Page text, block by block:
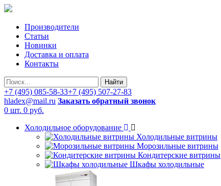
Производители
Статьи
Новинки
Доставка и оплата
Контакты
Найти
+7 (495) 085-58-33+7 (495) 507-27-83
hladex@mail.ru Заказать обратный звонок
0 шт. 0 руб.
Холодильное оборудование
Холодильные витрины
Морозильные витрины
Кондитерские витрины
Шкафы холодильные